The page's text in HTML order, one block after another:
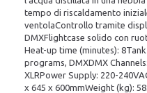
tempo di riscaldamento
ventolaControllo tramite
DMXFlightcase solido con
Heat-up time (minutes):
programs, DMXDMX
XLRPower Supply: 220-
x 645 x 600mmWeight (kg):